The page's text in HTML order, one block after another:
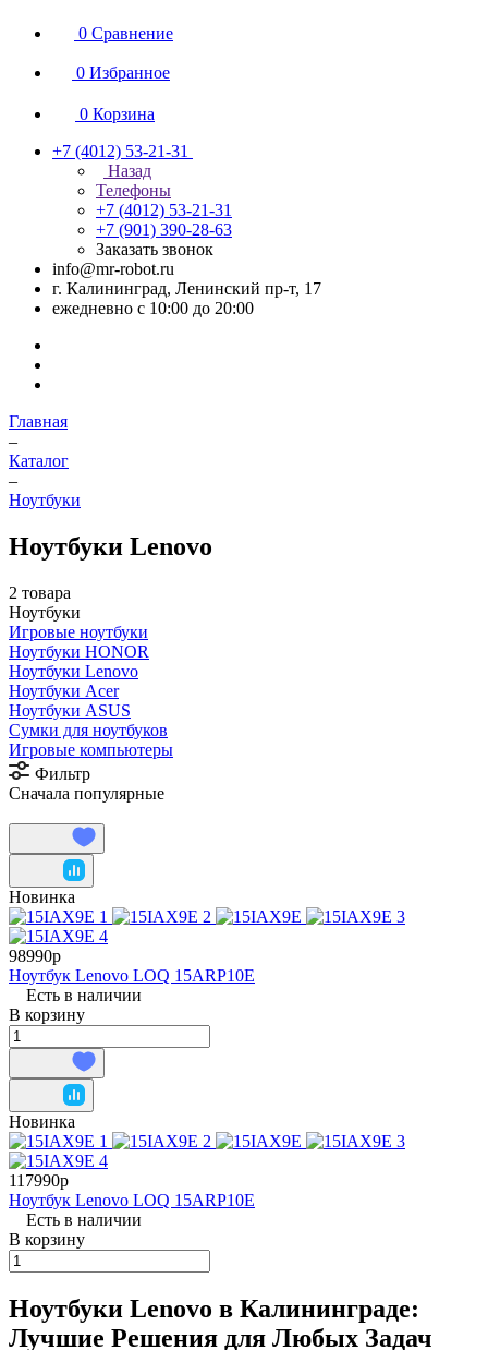
0 Сравнение
0 Избранное
0 Корзина
+7 (4012) 53-21-31
Назад
Телефоны
+7 (4012) 53-21-31
+7 (901) 390-28-63
Заказать звонок
info@mr-robot.ru
г. Калининград, Ленинский пр-т, 17
ежедневно с 10:00 до 20:00
Главная
–
Каталог
–
Ноутбуки
Ноутбуки Lenovo
2 товара
Ноутбуки
Игровые ноутбуки
Ноутбуки HONOR
Ноутбуки Lenovo
Ноутбуки Acer
Ноутбуки ASUS
Сумки для ноутбуков
Игровые компьютеры
Фильтр
Сначала популярные
Новинка
98990р
Ноутбук Lenovo LOQ 15ARP10E
Есть в наличии
В корзину
Новинка
117990р
Ноутбук Lenovo LOQ 15ARP10E
Есть в наличии
В корзину
Ноутбуки Lenovo в Калининграде:
Лучшие Решения для Любых Задач